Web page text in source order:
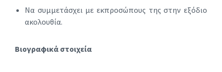
Να συμμετάσχει με εκπροσώπους της στην εξόδιο
ακολουθία.
Βιογραφικά στοιχεία